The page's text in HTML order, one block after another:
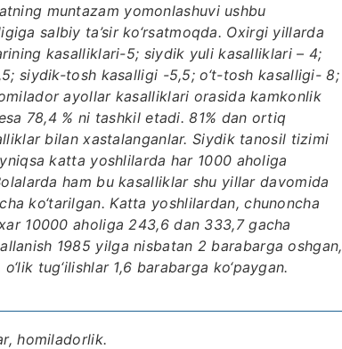
muntazam yomonlashuvi ushbu
salbiy ta’sir ko‘rsatmoqda. Oxirgi yillarda
kasalliklari-5; siydik yuli kasalliklari – 4;
siydik-tosh kasalligi -5,5; o‘t-tosh kasalligi- 8;
ayollar kasalliklari orasida kamkonlik
78,4 % ni tashkil etadi. 81% dan ortiq
bilan xastalanganlar. Siydik tanosil tizimi
katta yoshlilarda har 1000 aholiga
ham bu kasalliklar shu yillar davomida
ko‘tarilgan. Katta yoshlilardan, chunoncha
10000 aholiga 243,6 dan 333,7 gacha
1985 yilga nisbatan 2 barabarga oshgan,
tug‘ilishlar 1,6 barabarga ko‘paygan.
homiladorlik.